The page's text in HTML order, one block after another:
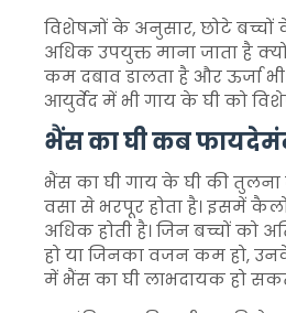
विशेषज्ञों के अनुसार, छोटे बच्चों
अधिक उपयुक्त माना जाता है
कम दबाव डालता है और ऊर्जा भी
आयुर्वेद में भी गाय के घी को
भैंस का घी कब
भैंस का घी गाय के घी की
वसा से भरपूर होता है। इसमें
अधिक होती है। जिन बच्चों को
हो या जिनका वजन कम हो,
में भैंस का घी लाभदायक हो